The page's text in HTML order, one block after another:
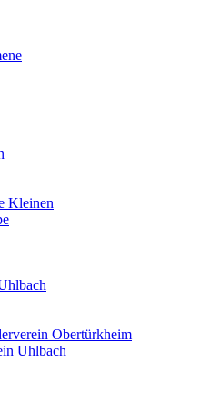
Kleinen
Obertürkheim
Uhlbach